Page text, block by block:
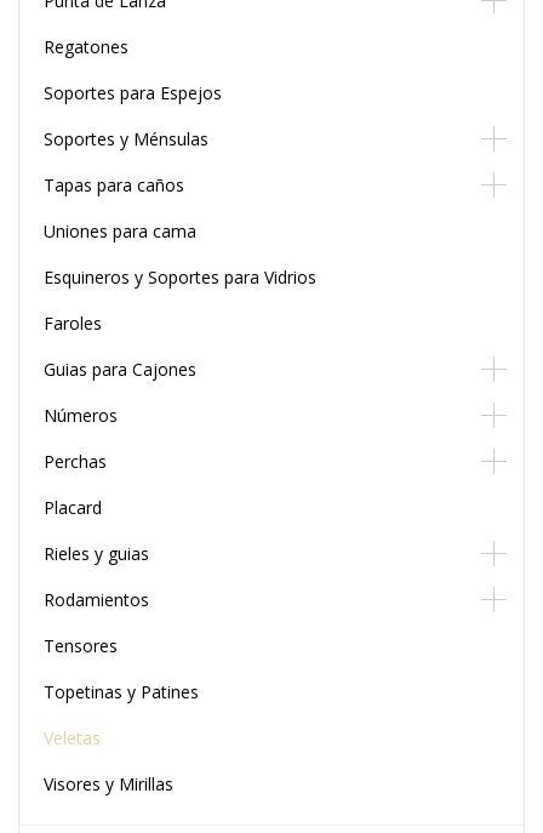
Regatones
Soportes para Espejos
Soportes y Ménsulas
Tapas para caños
Uniones para cama
Esquineros y Soportes para Vidrios
Faroles
Guias para Cajones
Números
Perchas
Placard
Rieles y guias
Rodamientos
Tensores
Topetinas y Patines
Veletas
Visores y Mirillas